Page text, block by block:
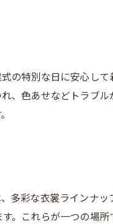
の特別な日に安心し
、色あせなどトラブ
多彩な衣裳ラインナ
。これらが一つの場